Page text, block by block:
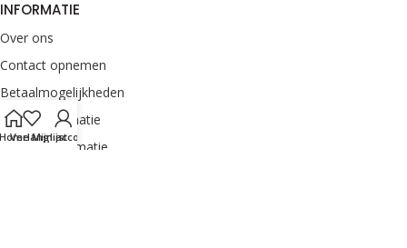
INFORMATIE
Over ons
Contact opnemen
Betaalmogelijkheden
Retourinformatie
Verzendinformatie
Verlanglijst
Mijn account